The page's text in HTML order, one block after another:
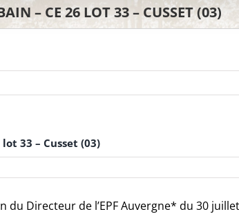
– CE 26 LOT 33 – CUSSET (03)
33 – Cusset (03)
Directeur de l’EPF Auvergne* du 30